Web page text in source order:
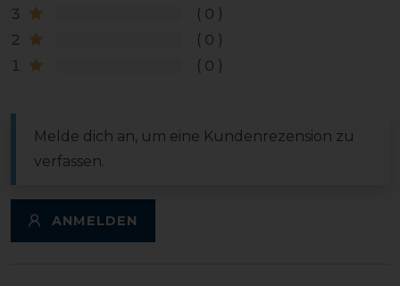
3
0
2
0
1
0
Melde dich an, um eine Kundenrezension zu
verfassen.
ANMELDEN